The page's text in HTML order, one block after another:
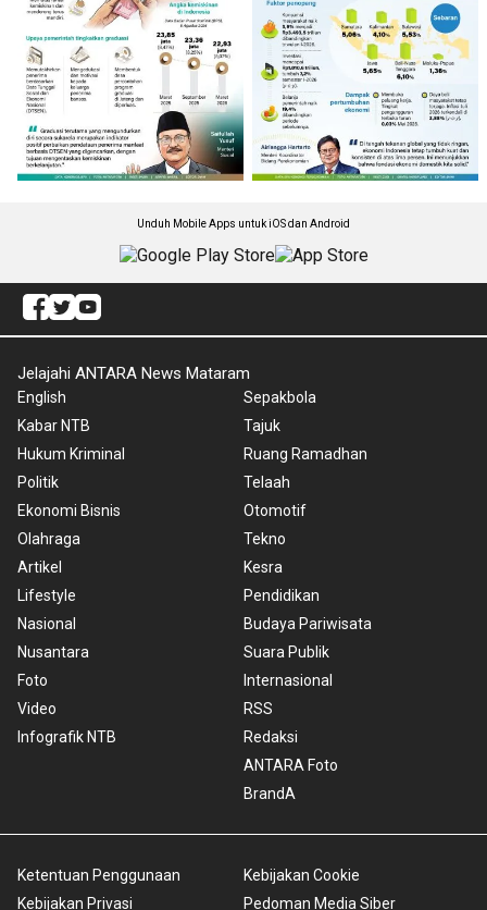
Unduh Mobile Apps untuk iOS dan Android
Jelajahi ANTARA News Mataram
English
Kabar NTB
Hukum Kriminal
Politik
Ekonomi Bisnis
Olahraga
Artikel
Lifestyle
Nasional
Nusantara
Foto
Video
Infografik NTB
Sepakbola
Tajuk
Ruang Ramadhan
Telaah
Otomotif
Tekno
Kesra
Pendidikan
Budaya Pariwisata
Suara Publik
Internasional
RSS
Redaksi
ANTARA Foto
BrandA
Ketentuan Penggunaan
Kebijakan Privasi
Kebijakan Cookie
Pedoman Media Siber